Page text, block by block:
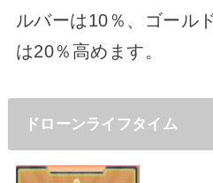
ルバーは10％、ゴール
は20％高めます。
ドローンライフタイム